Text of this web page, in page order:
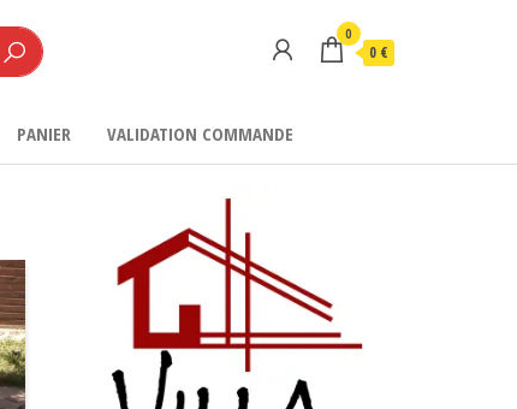
0
0 €
PANIER VALIDATION COMMANDE